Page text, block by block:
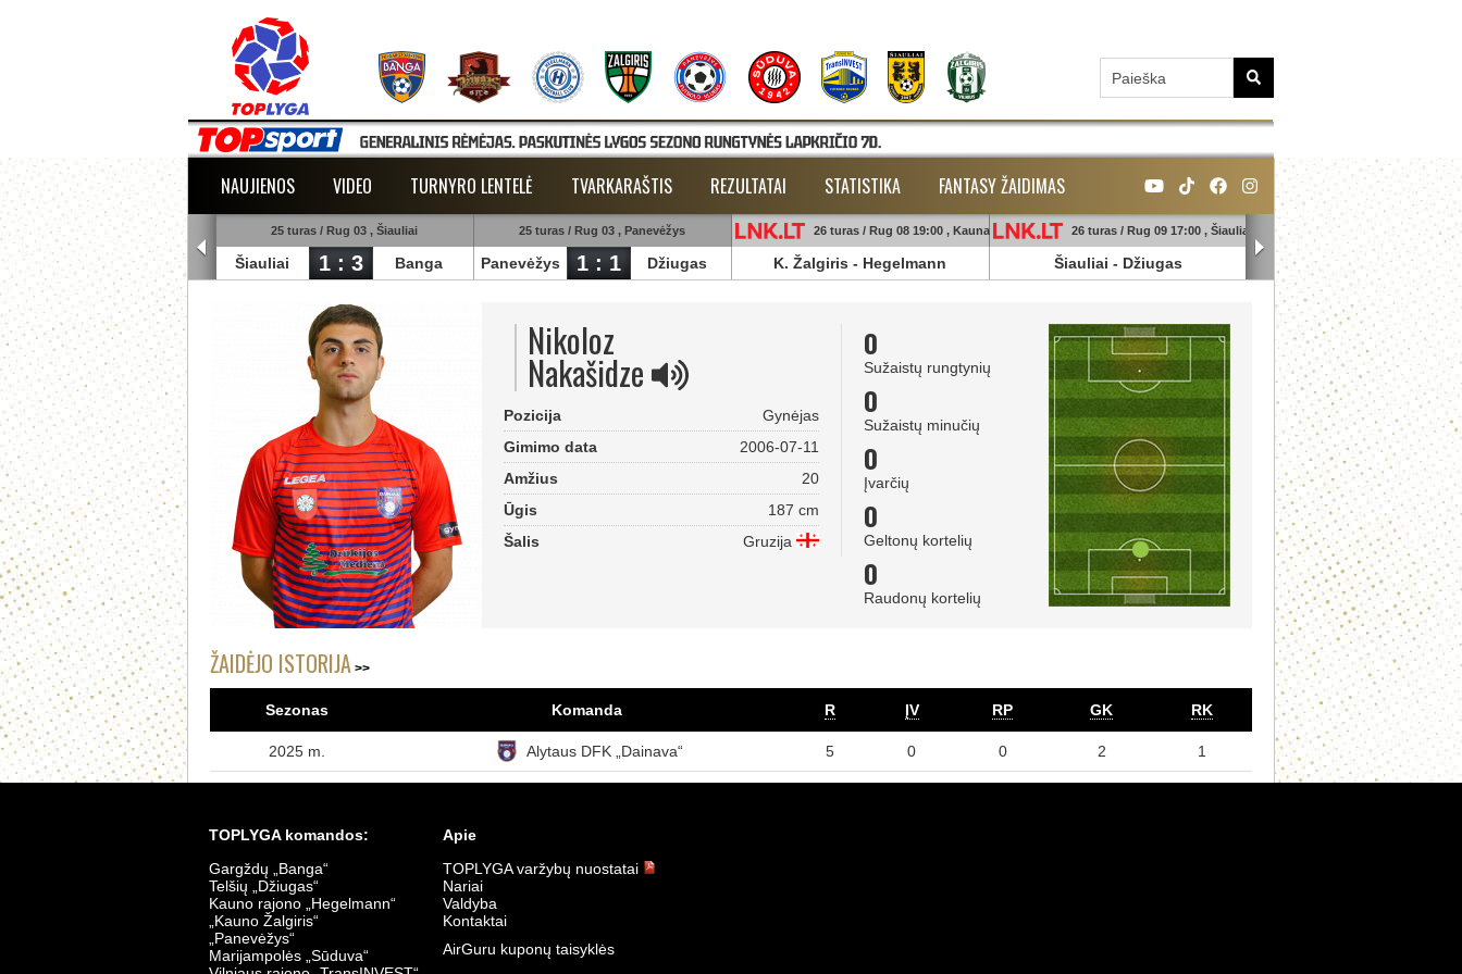
NAUJIENOS VIDEO TURNYRO LENTELĖ TVARKARAŠTIS REZULTATAI STATISTIKA FANTASY ŽAIDIMAS
turas / Rug 02 , Raudondvaris
1 : 2 TransInvest
25 turas / Rug 03 , Šiauliai
Šiauliai 1 : 3 Banga
25 turas / Rug 03 , Panevėžys
Panevėžys 1 : 1 Džiugas
26 turas / Rug 08 19:00 , Kaunas
K. Žalgiris - Hegelmann
26 turas / Rug 09 17:00 , Šiauliai
Šiauliai - Džiugas
26 turas / Rug 09 18:45 ,
Banga Sūduva
Nikoloz
Nakašidze
Pozicija
Gynėjas
Gimimo data
2006-07-11
Amžius
20
Ūgis
187 cm
Šalis
Gruzija
0
Sužaistų rungtynių
0
Sužaistų minučių
0
Įvarčių
0
Geltonų kortelių
0
Raudonų kortelių
ŽAIDĖJO ISTORIJA
Sezonas Komanda R ĮV RP GK RK
2025 m. Alytaus DFK „Dainava“ 5 0 0 2 1
TOPLYGA komandos:
Gargždų „Banga“
Telšių „Džiugas“
Kauno rajono „Hegelmann“
„Kauno Žalgiris“
„Panevėžys“
Marijampolės „Sūduva“
Apie
TOPLYGA varžybų nuostatai
Nariai
Valdyba
Kontaktai
AirGuru kuponų taisyklės